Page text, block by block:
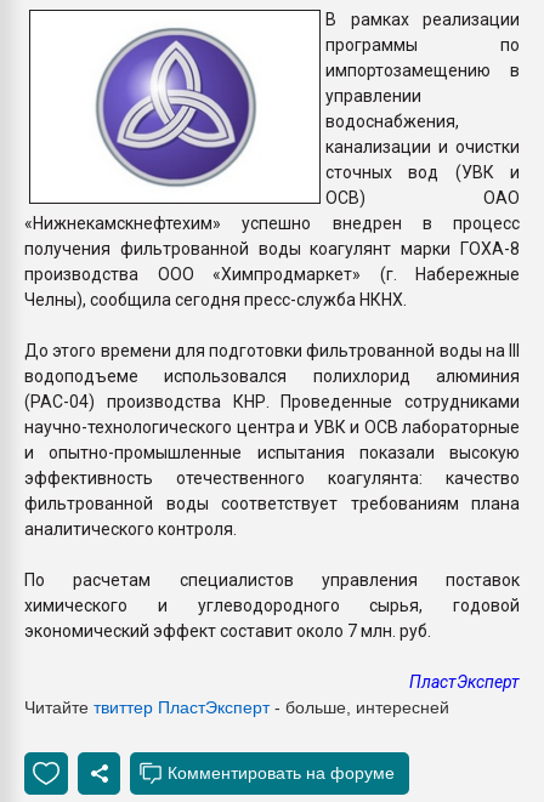
В рамках реализации
программы по
импортозамещению в
управлении
водоснабжения,
канализации и очистки
сточных вод (УВК и
ОСВ) ОАО
«Нижнекамскнефтехим» успешно внедрен в процесс
получения фильтрованной воды коагулянт марки ГОХА-8
производства ООО «Химпродмаркет» (г. Набережные
Челны), сообщила сегодня пресс-служба НКНХ.
До этого времени для подготовки фильтрованной воды на III
водоподъеме использовался полихлорид алюминия
(РАС-04) производства КНР. Проведенные сотрудниками
научно-технологического центра и УВК и ОСВ лабораторные
и опытно-промышленные испытания показали высокую
эффективность отечественного коагулянта: качество
фильтрованной воды соответствует требованиям плана
аналитического контроля.
По расчетам специалистов управления поставок
химического и углеводородного сырья, годовой
экономический эффект составит около 7 млн. руб.
ПластЭксперт
Читайте твиттер ПластЭксперт- больше, интересней